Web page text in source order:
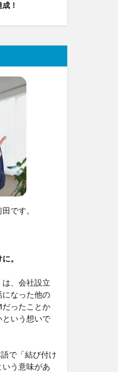
！
です。
。
、会社設立
なった他の
ったことか
という想いで
で「結び付け
う意味があ